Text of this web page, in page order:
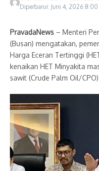
Diperbarui: Juni 4, 2026 8:00
PravadaNews – Menteri
(Busan) mengatakan,
Harga Eceran Tertinggi
kenaikan HET Minyakita
sawit (Crude Palm Oil/